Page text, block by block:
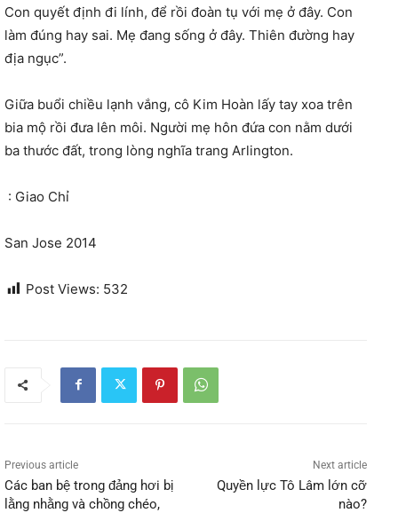
Con quyết định đi lính, để rồi đoàn tụ với mẹ ở đây. Con
làm đúng hay sai. Mẹ đang sống ở đây. Thiên đường hay
địa ngục”.
Giữa buổi chiều lạnh vắng, cô Kim Hoàn lấy tay xoa trên
bia mộ rồi đưa lên môi. Người mẹ hôn đứa con nằm dưới
ba thước đất, trong lòng nghĩa trang Arlington.
: Giao Chỉ
San Jose 2014
Post Views: 532
Previous article
Các ban bệ trong đảng hơi bị
lằng nhằng và chồng chéo,
Next article
Quyền lực Tô Lâm lớn cỡ
nào?